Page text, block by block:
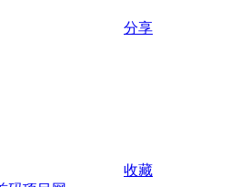
分享
收藏